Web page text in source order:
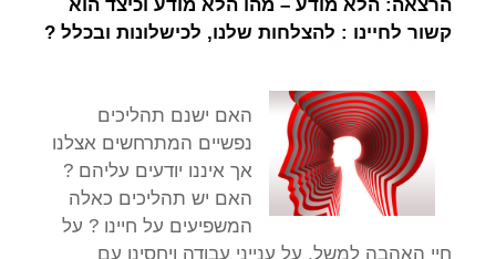
הרצאה: הלא מודע – מהו הלא מודע וכיצד הוא
קשור לחיינו : להצלחות שלנו, לכישלונות ובכלל ?
האם ישנם תהליכים
נפשיים המתרחשים אצלנו
אך איננו יודעים עליהם ?
האם יש תהליכים כאלה
המשפיעים על חיינו ? על
חיי האהבה למשל, על ענייני עבודה ויחסינו עם